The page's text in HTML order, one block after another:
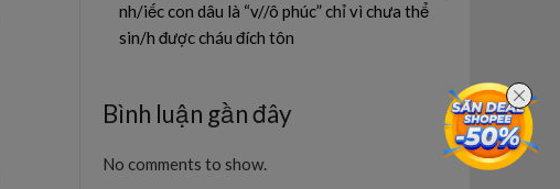
nh/iếc con dâu là “v//ô phúc” chỉ vì chưa thể
sin/h được cháu đích tôn
Bình luận gần đây
No comments to show.